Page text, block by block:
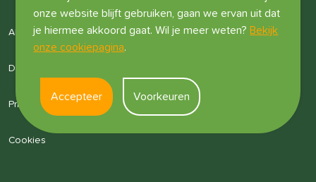
onze website blijft gebruiken, gaan we ervan uit dat
je hiermee akkoord gaat. Wil je meer weten? Bekijk
onze cookiepagina.
Accepteer Voorkeuren
Algemene voorwaarden
Disclaimer
Privacyverklaring
Cookies